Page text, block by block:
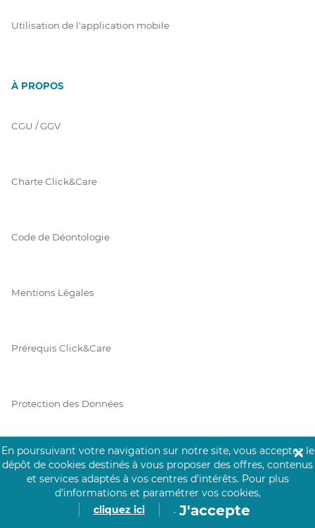
Utilisation de l'application mobile
À PROPOS
CGU / GGV
Charte Click&Care
Code de Déontologie
Mentions Légales
Prérequis Click&Care
Protection des Données
Vie Privée
En poursuivant votre navigation sur notre site, vous acceptez le
dépôt de cookies destinés à vous proposer des offres, contenus
et services adaptés à vos centres d’intérêts. Pour plus
d’informations et paramétrer vos cookies,
cliquez ici
. J'accepte
✕